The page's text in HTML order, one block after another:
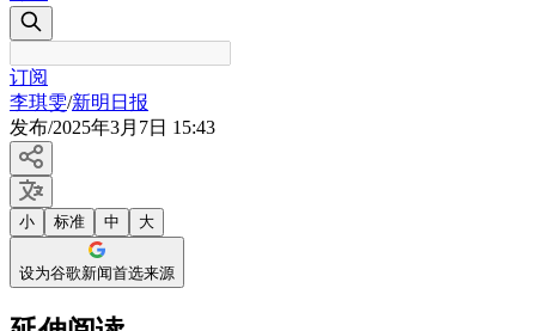
订阅
李琪雯/新明日报
发布/2025年3月7日 15:43
小 标准 中 大
设为谷歌新闻首选来源